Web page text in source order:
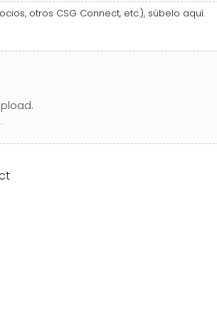
otros CSG Connect, etc.), súbelo aquí.